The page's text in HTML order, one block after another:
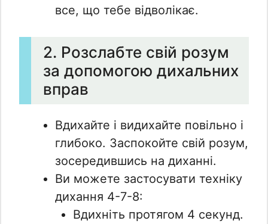
все, що тебе відволікає.
2. Розслабте свій розум
за допомогою дихальних
вправ
Вдихайте і видихайте повільно і
глибоко. Заспокойте свій розум,
зосередившись на диханні.
Ви можете застосувати техніку
дихання 4-7-8:
Вдихніть протягом 4 секунд.